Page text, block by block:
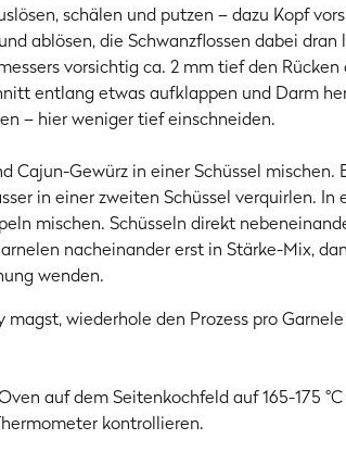
schälen und putzen – dazu Kopf
ablösen, die Schwanzflossen dabei dran
vorsichtig ca. 2 mm tief den Rücken
entlang etwas aufklappen und Darm
– hier weniger tief einschneiden.
Cajun-Gewürz in einer Schüssel mischen.
in einer zweiten Schüssel verquirlen. In
mischen. Schüsseln direkt
nacheinander erst in Stärke-Mix,
wenden.
wiederhole den Prozess pro
auf dem Seitenkochfeld auf 165-175
kontrollieren.